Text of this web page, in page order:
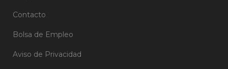
Contacto
Bolsa de Empleo
Aviso de Privacidad